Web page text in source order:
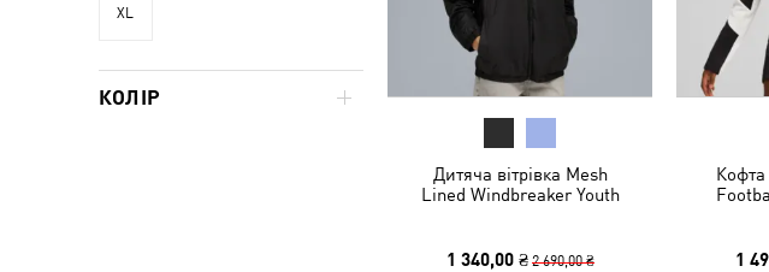
Дитяча вітрівка Mesh
Lined Windbreaker Youth
1 340,00 ₴ 2 690,00 ₴
Кофта
1
XL
КОЛІР